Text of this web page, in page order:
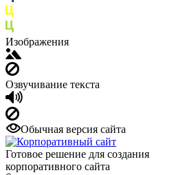
Изображения
Озвучивание текста
Обычная версия сайта
Готовое решение для создания
корпоративного сайта